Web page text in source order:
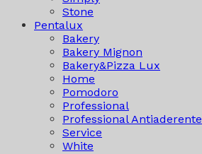
Stone
Pentalux
Bakery
Bakery Mignon
Bakery&Pizza Lux
Home
Pomodoro
Professional
Professional Antiaderente
Service
White